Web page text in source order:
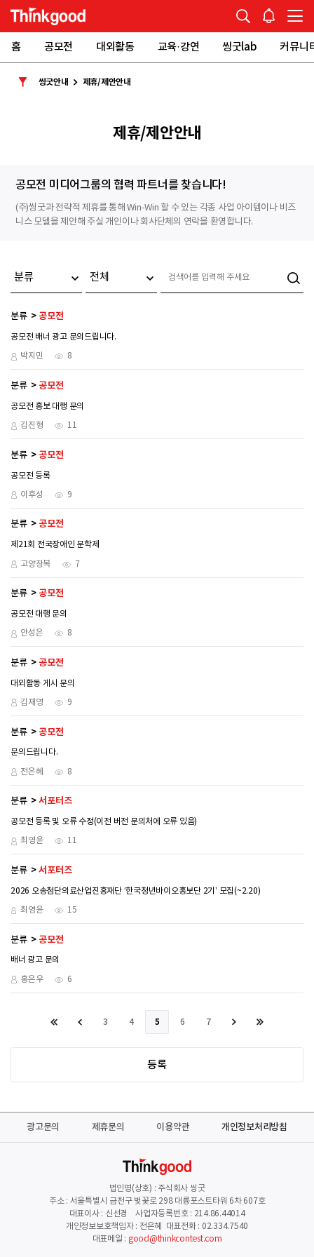
홈 공모전 대외활동 교육·강연 씽굿lab 커뮤니
씽굿안내 제휴/제안안내
제휴/제안안내
공모전 미디어그룹의 협력 파트너를 찾습니다!
(주)씽굿과 전략적 제휴를 통해 Win-Win 할 수 있는 각종 사업 아이템이나 비즈
니스 모델을 제안해 주실 개인이나 회사단체의 연락을 환영합니다.
분류 공모전
공모전 배너 광고 문의드립니다.
박지민 8
분류 공모전
공모전 홍보 대행 문의
김진형 11
분류 공모전
공모전 등록
이후성 9
분류 공모전
제21회 전국장애인 문학제
고양장복 7
분류 공모전
공모전 대행 문의
안성은 8
분류 공모전
대외활동 게시 문의
김재영 9
분류 공모전
문의드립니다.
전은혜 8
분류 서포터즈
공모전 등록 및 오류 수정(이전 버전 문의처에 오류 있음)
최영윤 11
분류 서포터즈
2026 오송첨단의료산업진흥재단 ‘한국청년바이오홍보단 2기’ 모집(~2.20)
최영윤 15
분류 공모전
배너 광고 문의
홍은우 6
3 4 5 6 7
등록
광고문의 제휴문의 이용약관 개인정보처리방침
법인명(상호) : 주식회사 씽굿
주소 : 서울특별시 금천구 벚꽃로 298 대륭포스트타워 6차 607호
대표이사 : 신선경 사업자등록번호 : 214.86.44014
개인정보보호책임자 : 전은혜 대표전화 : 02.334.7540
대표메일 : good@thinkcontest.com